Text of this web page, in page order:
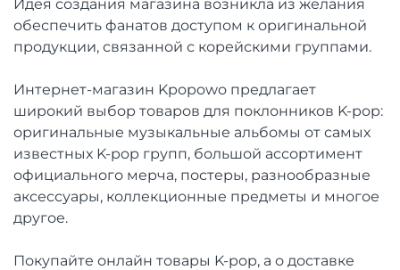
Идея создания магазина возникла из желания
обеспечить фанатов доступом к оригинальной
продукции, связанной с корейскими группами.
Интернет-магазин Kpopowo предлагает
широкий выбор товаров для поклонников K-pop:
оригинальные музыкальные альбомы от самых
известных K-pop групп, большой ассортимент
официального мерча, постеры, разнообразные
аксессуары, коллекционные предметы и многое
другое.
Покупайте онлайн товары K-pop, а о доставке